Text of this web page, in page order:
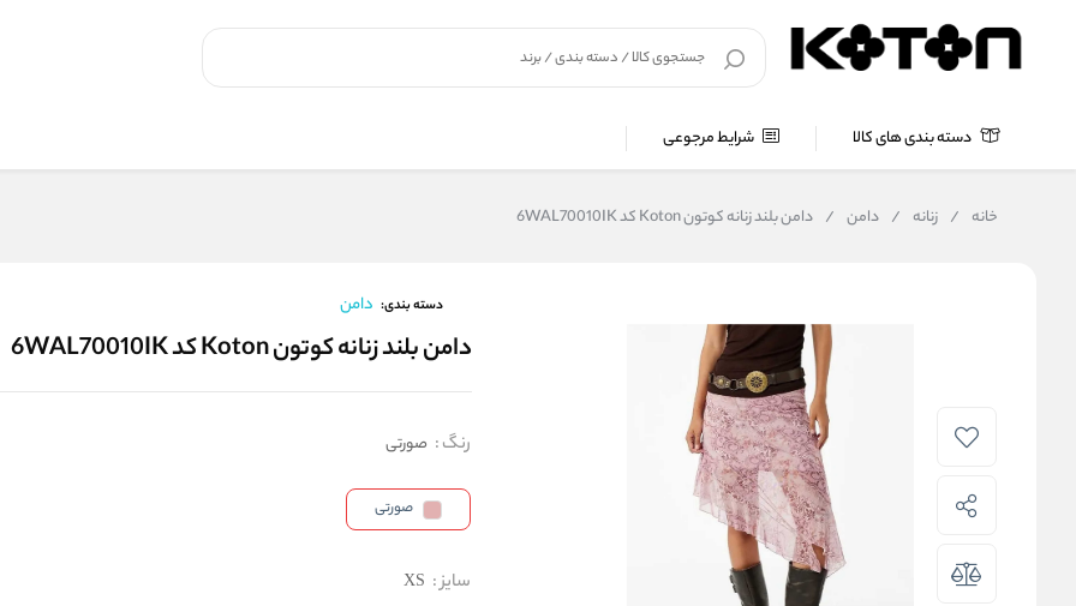
دسته بندی های کالا شرایط مرجوعی
خانه / زنانه / دامن / دامن بلند زنانه کوتون Koton کد 6WAL70010IK
دسته بندی: دامن
دامن بلند زنانه کوتون Koton کد 6WAL70010IK
رنگ: صورتی
صورتی
سایز:
XS